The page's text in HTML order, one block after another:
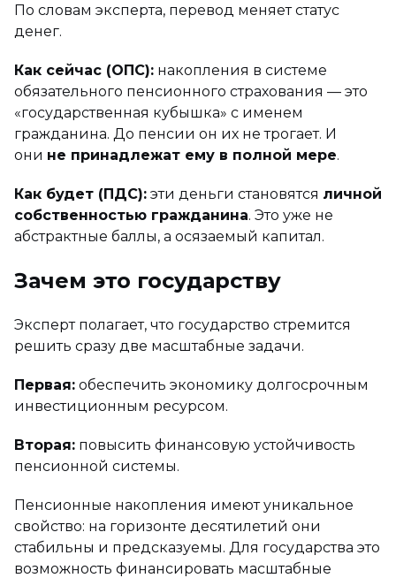
По словам эксперта, перевод меняет статус
денег.
Как сейчас (ОПС): накопления в системе
обязательного пенсионного страхования — это
«государственная кубышка» с именем
гражданина. До пенсии он их не трогает. И
они не принадлежат ему в полной мере.
Как будет (ПДС): эти деньги становятся личной
собственностью гражданина. Это уже не
абстрактные баллы, а осязаемый капитал.
Зачем это государству
Эксперт полагает, что государство стремится
решить сразу две масштабные задачи.
Первая: обеспечить экономику долгосрочным
инвестиционным ресурсом.
Вторая: повысить финансовую устойчивость
пенсионной системы.
Пенсионные накопления имеют уникальное
свойство: на горизонте десятилетий они
стабильны и предсказуемы. Для государства это
возможность финансировать масштабные